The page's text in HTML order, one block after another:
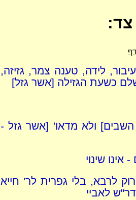
לידה, טענה צמר, גזיזה,
כשעת הגזילה [אשר גזל]
השבים] ולא מדאו' [אשר גזל -
שינוי
לרבא, בלי גפרית לר' חייא
לאביי